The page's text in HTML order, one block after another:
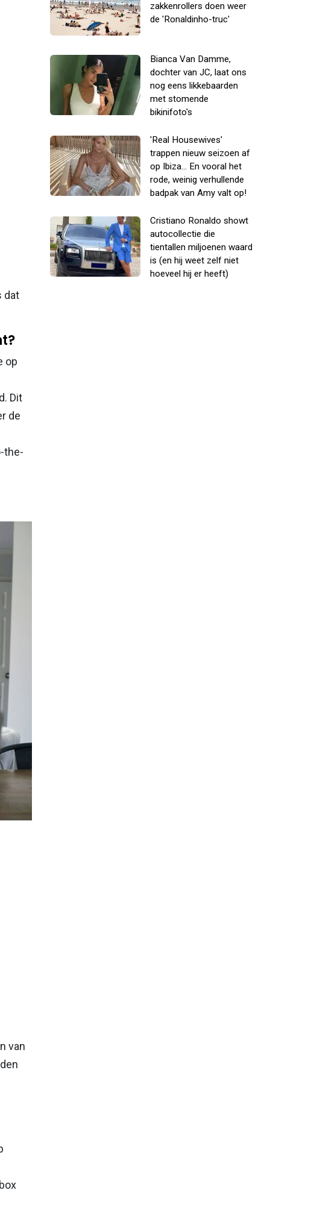
dat
op
Dit
de
the-
van
zakkenrollers doen weer
de 'Ronaldinho-truc'
Bianca Van Damme,
dochter van JC, laat ons
nog eens likkebaarden
met stomende
bikinifoto's
'Real Housewives'
trappen nieuw seizoen af
op Ibiza... En vooral het
rode, weinig verhullende
badpak van Amy valt op!
Cristiano Ronaldo showt
autocollectie die
tientallen miljoenen waard
is (en hij weet zelf niet
hoeveel hij er heeft)